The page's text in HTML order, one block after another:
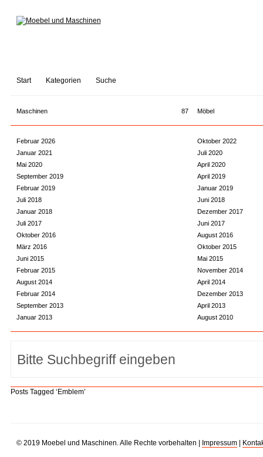
Start Kategorien Suche
Maschinen 87 Möbel
Februar 2026
Januar 2021
Mai 2020
September 2019
Februar 2019
Juli 2018
Januar 2018
Juli 2017
Oktober 2016
März 2016
Juni 2015
Februar 2015
August 2014
Februar 2014
September 2013
Januar 2013
Oktober 2022
Juli 2020
April 2020
April 2019
Januar 2019
Juni 2018
Dezember 2017
Juni 2017
August 2016
Oktober 2015
Mai 2015
November 2014
April 2014
Dezember 2013
April 2013
August 2010
Posts Tagged ‘Emblem’
© 2019 Moebel und Maschinen. Alle Rechte vorbehalten | Impressum|